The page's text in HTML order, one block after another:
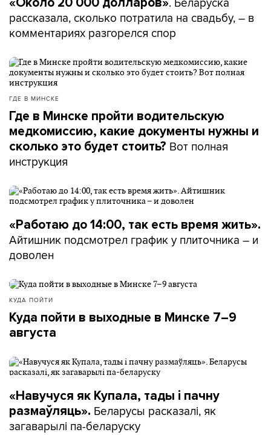
рассказала, сколько потратила на свадьбу, – в
комментариях разгорелся спор
ГДЕ В МИНСКЕ
Где в Минске пройти водительскую
медкомиссию, какие документы нужны и
сколько это будет стоить? Вот полная
инструкция
«Работаю до 14:00, так есть время жить».
Айтишник подсмотрел график у плиточника – и
доволен
КУДА ПОЙТИ
Куда пойти в выходные в Минске 7–9
августа
«Навучуся як Купала, тады і пачну
размаўляць». Беларусы расказалі, як
загаварылі па-беларуску